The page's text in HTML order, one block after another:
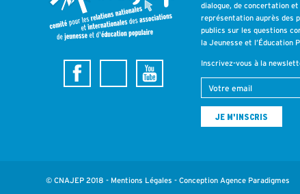
dialogue, de concertation et
représentation auprès des
publics sur les questions
la Jeunesse et l’Éducation
Inscrivez-vous à la
© CNAJEP 2018 - Mentions Légales - Conception Agence Paradigmes